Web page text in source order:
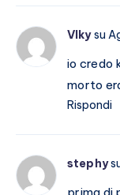
VIkysu
io credo
morto
Rispondi
stephy